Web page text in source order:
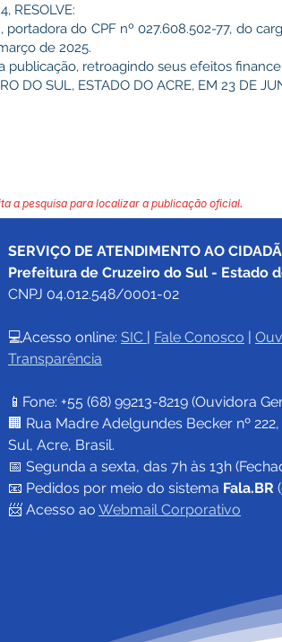
RESOLVE:
portadora do CPF nº 027.608.502-77, do
de 2025.
retroagindo seus efeitos
DO SUL, ESTADO DO ACRE, EM 23 DE
a pesquisa para localizar a publicação oficial.
SERVIÇO DE ATENDIMENTO AO
Prefeitura de Cruzeiro do Sul - Estado
CNPJ 04.012.548/0001-02
💻Acesso online: SIC | Fale Conosco |
Transparência
📱Fone: +55 (68) 99213-8219 (Ouvidora
🏢 Rua Madre Adelgundes Becker nº
Sul, Acre, Brasil.
📅 Segunda a sexta, das 7h às 13h
📧 Pedidos por meio do sistema Fala.BR (
📨 Acesso ao Webmail Corporativo